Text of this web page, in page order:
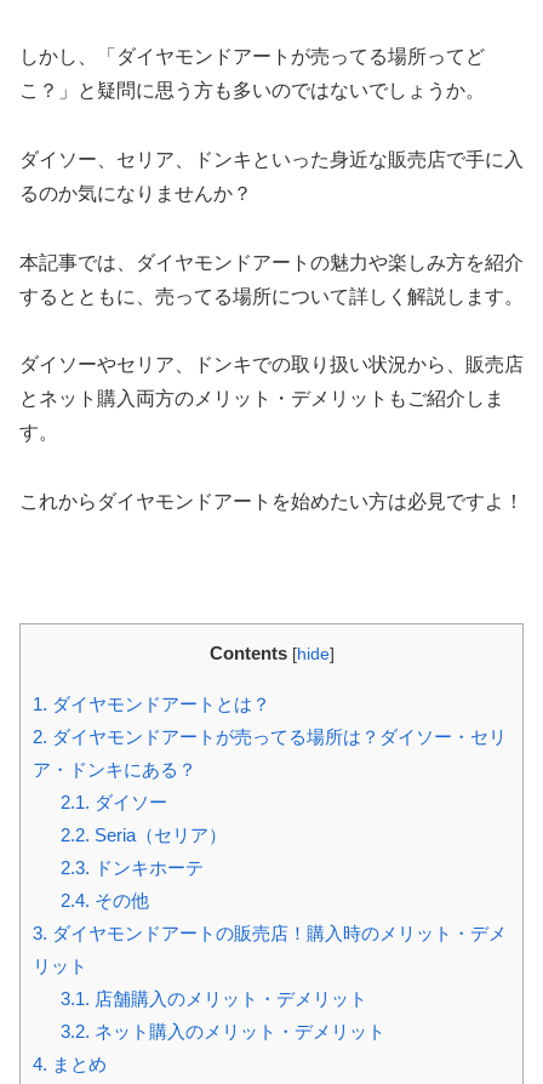
しかし、「ダイヤモンドアートが売ってる場所ってど
こ？」と疑問に思う方も多いのではないでしょうか。
ダイソー、セリア、ドンキといった身近な販売店で手に入
るのか気になりませんか？
本記事では、ダイヤモンドアートの魅力や楽しみ方を紹介
するとともに、売ってる場所について詳しく解説します。
ダイソーやセリア、ドンキでの取り扱い状況から、販売店
とネット購入両方のメリット・デメリットもご紹介しま
す。
これからダイヤモンドアートを始めたい方は必見ですよ！
Contents [hide]
1. ダイヤモンドアートとは？
2. ダイヤモンドアートが売ってる場所は？ダイソー・セリ
ア・ドンキにある？
2.1. ダイソー
2.2. Seria（セリア）
2.3. ドンキホーテ
2.4. その他
3. ダイヤモンドアートの販売店！購入時のメリット・デメ
リット
3.1. 店舗購入のメリット・デメリット
3.2. ネット購入のメリット・デメリット
4. まとめ